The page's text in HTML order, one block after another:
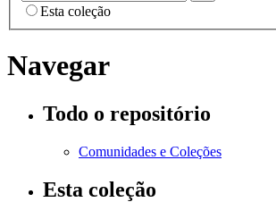
Esta coleção
Navegar
Todo o repositório
Comunidades e Coleções
Esta coleção